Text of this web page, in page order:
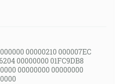
00000210 000007EC
00000000 01FC9DB8
00000000 00000000